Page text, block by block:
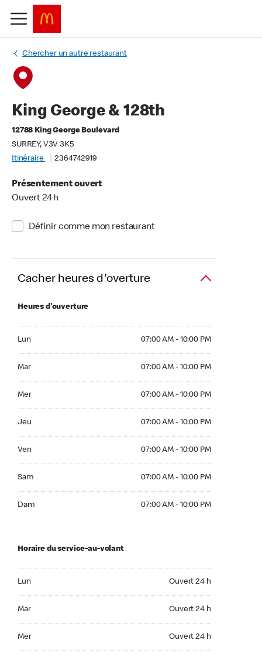
Chercher un autre restaurant
King George & 128th
12788 King George Boulevard
SURREY, V3V 3K5
Itinéraire
2364742919
Présentement ouvert
Ouvert 24 h
Définir comme mon restaurant
Cacher heures d'overture
Heures d'ouverture
Lun 07:00 AM - 10:00 PM
Mar 07:00 AM - 10:00 PM
Mer 07:00 AM - 10:00 PM
Jeu 07:00 AM - 10:00 PM
Ven 07:00 AM - 10:00 PM
Sam 07:00 AM - 10:00 PM
Dam 07:00 AM - 10:00 PM
Horaire du service-au-volant
Lun Ouvert 24 h
Mar Ouvert 24 h
Mer Ouvert 24 h